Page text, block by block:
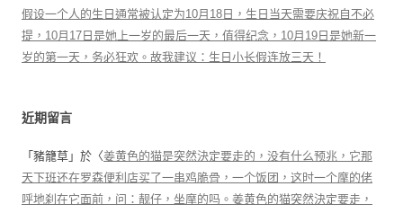
假设一个人的生日通常被认定为10月18日，生日当天需要庆祝自不必
提，10月17日是她上一岁的最后一天，值得纪念，10月19日是她新一
岁的第一天，务必狂欢。故我建议：生日小长假连放三天！
近期留言
「 豬籠草 」於〈姜黄色的猫是突然決定要走的，没有什么预兆，它那
天下班还在罗森便利店买了一串鸡脆骨，一个饭团，这时一个摩的佬
呼地刹在它面前，问：靓仔，坐摩的吗。姜黄色的猫突然決定要走，